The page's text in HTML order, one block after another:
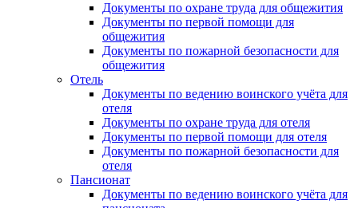
Документы по охране труда для общежития
Документы по первой помощи для
общежития
Документы по пожарной безопасности для
общежития
Отель
Документы по ведению воинского учёта для
отеля
Документы по охране труда для отеля
Документы по первой помощи для отеля
Документы по пожарной безопасности для
отеля
Пансионат
Документы по ведению воинского учёта для